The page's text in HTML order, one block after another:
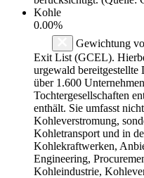
Kohle
0.00%
Gewichtung
Exit List (GCEL).
urgewald bereitgestellte
über 1.600
Tochtergesellschaften
enthält. Sie umfasst
Kohleverstromung,
Kohletransport und in
Kohlekraftwerken,
Engineering,
Kohleindustrie,